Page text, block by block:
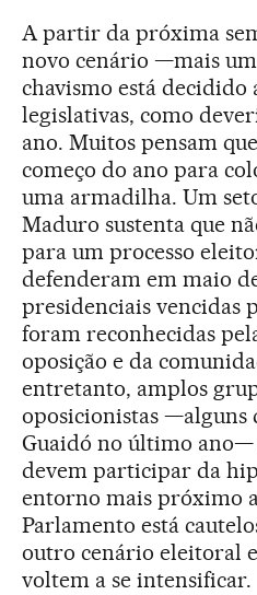
A partir da próxima
novo cenário —mais
chavismo está decidido
legislativas, como
ano. Muitos pensam
começo do ano para
uma armadilha. Um
Maduro sustenta que
para um processo
defenderam em maio
presidenciais vencidas
foram reconhecidas
oposição e da
entretanto, amplos
oposicionistas —alguns
Guaidó no último ano—
devem participar da
entorno mais próximo
Parlamento está
outro cenário eleitoral
voltem a se intensificar.